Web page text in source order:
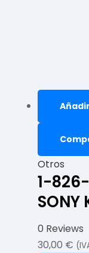
Otros
1-826-
SONY
0 Reviews
30,00 €